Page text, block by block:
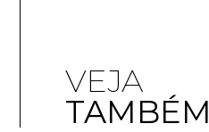
VEJA
TAMBÉM